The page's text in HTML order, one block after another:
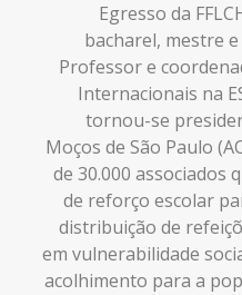
Egresso da
bacharel, mestre
Professor e
Internacionais na
tornou-se
Moços de São Paulo
de 30.000 associados
de reforço escolar
distribuição de
em vulnerabilidade
acolhimento para a